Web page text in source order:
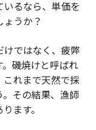
るなら、単価を
うか？
ではなく、疲弊
磯焼けと呼ばれ
れまで天然で採
その結果、漁師
ます。